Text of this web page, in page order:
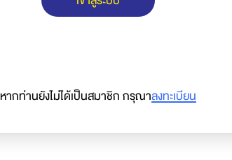
หากท่านยังไม่ได้เป็นสมาชิก กรุณาลงทะเบียน